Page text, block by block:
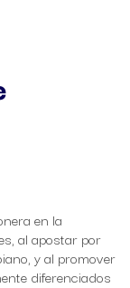
en la
al apostar por
y al promover
diferenciados